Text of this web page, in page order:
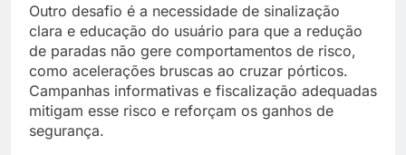
Outro desafio é a necessidade de sinalização
clara e educação do usuário para que a redução
de paradas não gere comportamentos de risco,
como acelerações bruscas ao cruzar pórticos.
Campanhas informativas e fiscalização adequadas
mitigam esse risco e reforçam os ganhos de
segurança.